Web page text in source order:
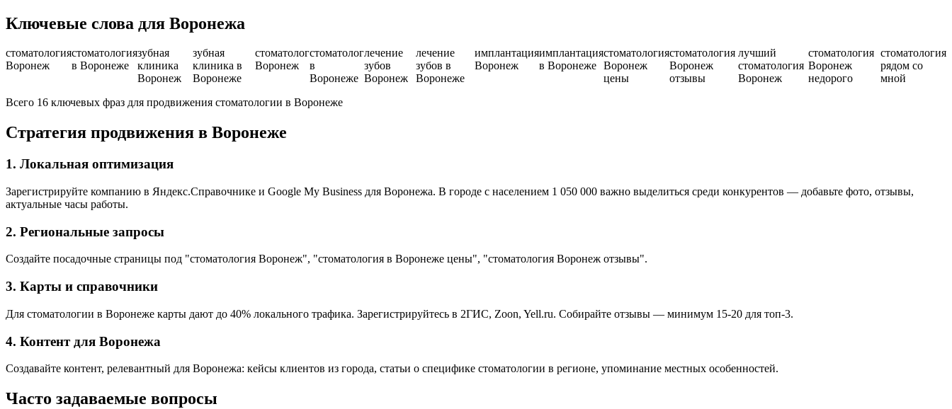
Ключевые слова для Воронежа
стоматология
Воронеж
стоматология
в Воронеже
зубная
клиника
Воронеж
зубная
клиника в
Воронеже
стоматолог
Воронеж
стоматолог
в
Воронеже
лечение
зубов
Воронеж
лечение
зубов в
Воронеже
имплантация
Воронеж
имплантация
в Воронеже
стоматология
Воронеж
цены
стоматология
Воронеж
отзывы
лучший
стоматология
Воронеж
стоматология
Воронеж
недорого
стоматология
рядом со
мной
Всего 16 ключевых фраз для продвижения стоматологии в Воронеже
Стратегия продвижения в Воронеже
1. Локальная оптимизация
Зарегистрируйте компанию в Яндекс.Справочнике и Google My Business для Воронежа. В городе с населением 1 050 000 важно выделиться среди конкурентов — добавьте фото, отзывы,
актуальные часы работы.
2. Региональные запросы
Создайте посадочные страницы под "стоматология Воронеж", "стоматология в Воронеже цены", "стоматология Воронеж отзывы".
3. Карты и справочники
Для стоматологии в Воронеже карты дают до 40% локального трафика. Зарегистрируйтесь в 2ГИС, Zoon, Yell.ru. Собирайте отзывы — минимум 15-20 для топ-3.
4. Контент для Воронежа
Создавайте контент, релевантный для Воронежа: кейсы клиентов из города, статьи о специфике стоматологии в регионе, упоминание местных особенностей.
Часто задаваемые вопросы